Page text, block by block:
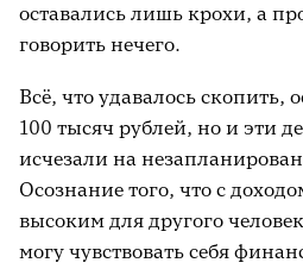
оставались лишь крохи, а
говорить нечего.
Всё, что удавалось скопить,
100 тысяч рублей, но и эти
исчезали на
Осознание того, что с
высоким для другого
могу чувствовать себя